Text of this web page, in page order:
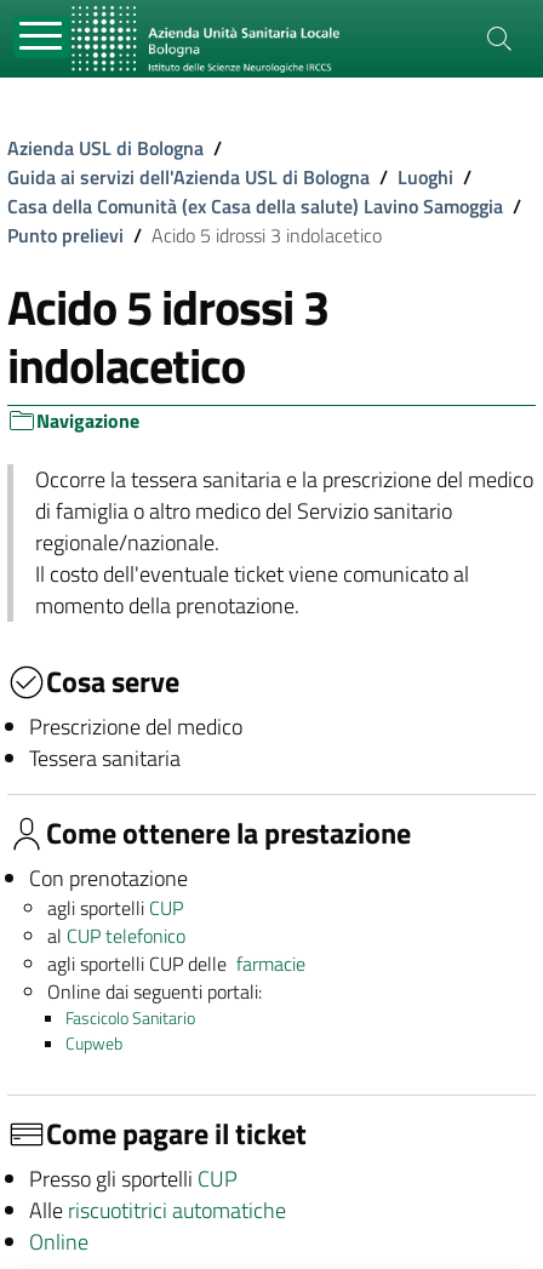
Azienda USL di Bologna /
Guida ai servizi dell'Azienda USL di Bologna / Luoghi /
Casa della Comunità (ex Casa della salute) Lavino Samoggia /
Punto prelievi / Acido 5 idrossi 3 indolacetico
Acido 5 idrossi 3
indolacetico
Navigazione
Occorre la tessera sanitaria e la prescrizione del medico
di famiglia o altro medico del Servizio sanitario
regionale/nazionale.
Il costo dell'eventuale ticket viene comunicato al
momento della prenotazione.
Cosa serve
Prescrizione del medico
Tessera sanitaria
Come ottenere la prestazione
Con prenotazione
agli sportelli CUP
al CUP telefonico
agli sportelli CUP dellefarmacie
Online dai seguenti portali:
Fascicolo Sanitario
Cupweb
Come pagare il ticket
Presso gli sportelli CUP
Alleriscuotitrici automatiche
Online